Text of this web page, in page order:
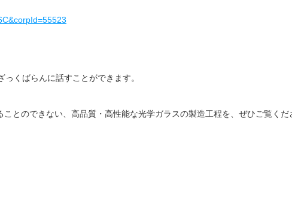
くばらんに話すことができます。
とのできない、高品質・高性能な光学ガラスの製造工程を、ぜひご覧くだ